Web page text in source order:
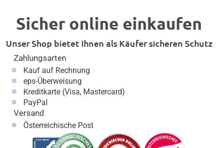
Sicher online einkaufen
Unser Shop bietet Ihnen als Käufer sicheren Schutz
Zahlungsarten
Kauf auf Rechnung
eps-Überweisung
Kreditkarte (Visa, Mastercard)
PayPal
Versand
Österreichische Post